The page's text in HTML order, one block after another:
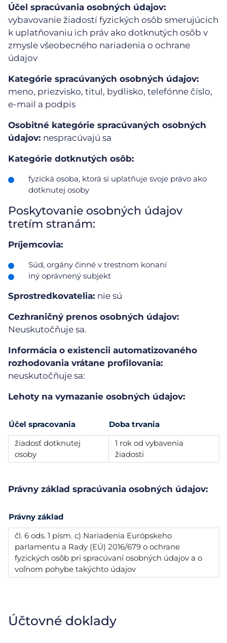
Účel spracúvania osobných údajov:
vybavovanie žiadostí fyzických osôb smerujúcich
k uplatňovaniu ich práv ako dotknutých osôb v
zmysle všeobecného nariadenia o ochrane
údajov
Kategórie spracúvaných osobných údajov:
meno, priezvisko, titul, bydlisko, telefónne číslo,
e-mail a podpis
Osobitné kategórie spracúvaných osobných
údajov: nespracúvajú sa
Kategórie dotknutých osôb:
fyzická osoba, ktorá si uplatňuje svoje právo ako
dotknutej osoby
Poskytovanie osobných údajov
tretím stranám:
Príjemcovia:
Súd, orgány činné v trestnom konaní
iný oprávnený subjekt
Sprostredkovatelia: nie sú
Cezhraničný prenos osobných údajov:
Neuskutočňuje sa.
Informácia o existencii automatizovaného
rozhodovania vrátane profilovania:
neuskutočňuje sa:
Lehoty na vymazanie osobných údajov:
Účel spracovania
Doba trvania
žiadosť dotknutej
osoby
1 rok od vybavenia
žiadosti
Právny základ spracúvania osobných údajov:
Právny základ
čl. 6 ods. 1 písm. c) Nariadenia Európskeho
parlamentu a Rady (EÚ) 2016/679 o ochrane
fyzických osôb pri spracúvaní osobných údajov a o
voľnom pohybe takýchto údajov
Účtovné doklady